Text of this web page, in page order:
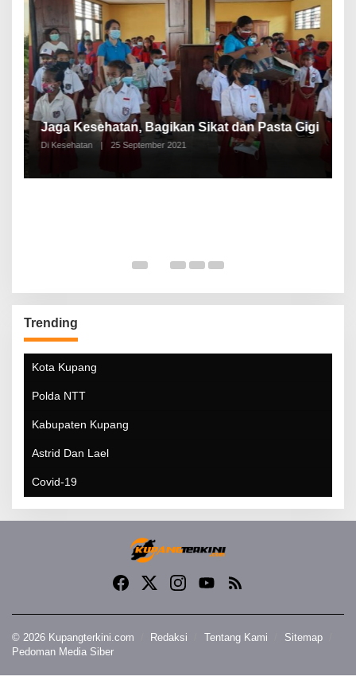
Jaga Kesehatan, Bagikan Sikat dan Pasta Gigi
Di Kesehatan 25 September 2021
Trending
Kota Kupang
Polda NTT
Kabupaten Kupang
Astrid Dan Lael
Covid-19
© 2026 Kupangterkini.com Redaksi Tentang Kami
Sitemap
Pedoman Media Siber